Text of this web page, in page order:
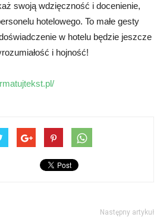
swoją wdzięczność i docenienie,
hotelowego. To małe gesty
w hotelu będzie jeszcze
i hojność!
Następny artykuł